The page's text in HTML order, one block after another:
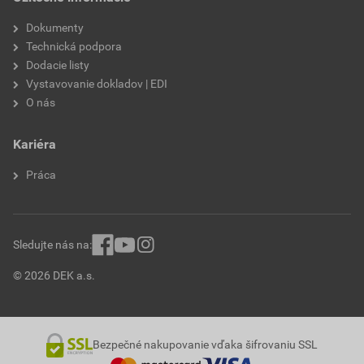
krycia dĺžka
značka
starý názov modelu
Dokumenty
Technická podpora
Dodacie listy
Vystavovanie dokladov | EDI
O nás
Kariéra
Práca
© 2026 DEK a.s.
Sledujte nás na:
Bezpečné nakupovanie vďaka šifrovaniu SSL